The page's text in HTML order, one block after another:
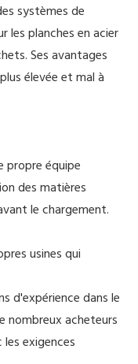
systèmes de
les planches en acier
Ses avantages
élevée et mal à
propre équipe
des matières
le chargement.
usines qui
d'expérience dans le
nombreux acheteurs
exigences